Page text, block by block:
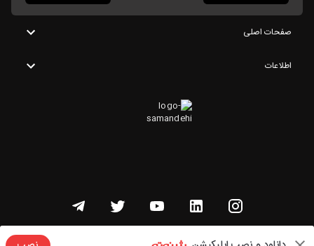
صفحات اصلی
اطلاعات
تمامی حقوق این وبسایت متعلق به شنوتو است